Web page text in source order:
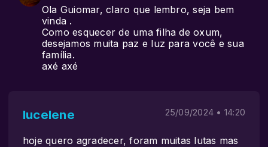
Ola Guiomar, claro que lembro, seja bem
vinda .
Como esquecer de uma filha de oxum,
desejamos muita paz e luz para você e sua
família.
axé axé
lucelene 25/09/2024 • 14:20
hoje quero agradecer, foram muitas lutas mas